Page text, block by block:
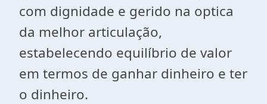
com dignidade e gerido na optica
da melhor articulação,
estabelecendo equilíbrio de valor
em termos de ganhar dinheiro e ter
o dinheiro.